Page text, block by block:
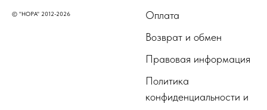
© "НОРА" 2012-2026
Оплата
Возврат и обмен
Правовая информация
Политика
конфиденциальности и